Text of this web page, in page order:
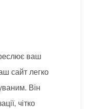
ваш
сайт легко
Він
чітко